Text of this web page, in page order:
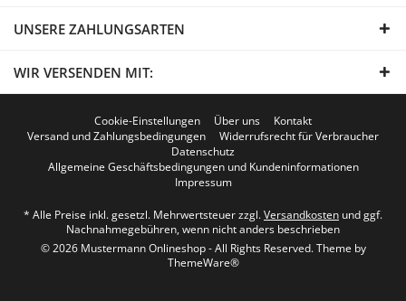
UNSERE ZAHLUNGSARTEN
WIR VERSENDEN MIT:
Cookie-Einstellungen Über uns
Kontakt
Versand und Zahlungsbedingungen
Widerrufsrecht für Verbraucher
Datenschutz
Allgemeine Geschäftsbedingungen und Kundeninformationen
Impressum
* Alle Preise inkl. gesetzl. Mehrwertsteuer zzgl.Versandkosten und ggf.
Nachnahmegebühren, wenn nicht anders beschrieben
© 2026 Mustermann Onlineshop - All Rights Reserved. Theme by
ThemeWare®